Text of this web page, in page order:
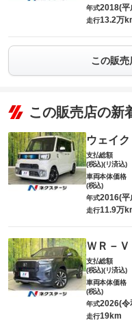
年式2018(平
走行13.2万
この販売
この販売店の新
ウェイク
支払総額
(税込)(リ済込)
車両本体価格
(税込)
年式2016(平
走行11.9万
ＷＲ－Ｖ
支払総額
(税込)(リ済込)
車両本体価格
(税込)
年式2026(令
走行19km